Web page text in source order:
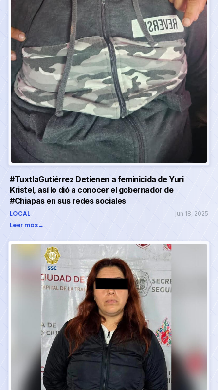
#TuxtlaGutiérrez Detienen a feminicida de Yuri
Kristel, así lo dió a conocer el gobernador de
#Chiapas en sus redes sociales
LOCAL jun 18, 2025
Leer más→